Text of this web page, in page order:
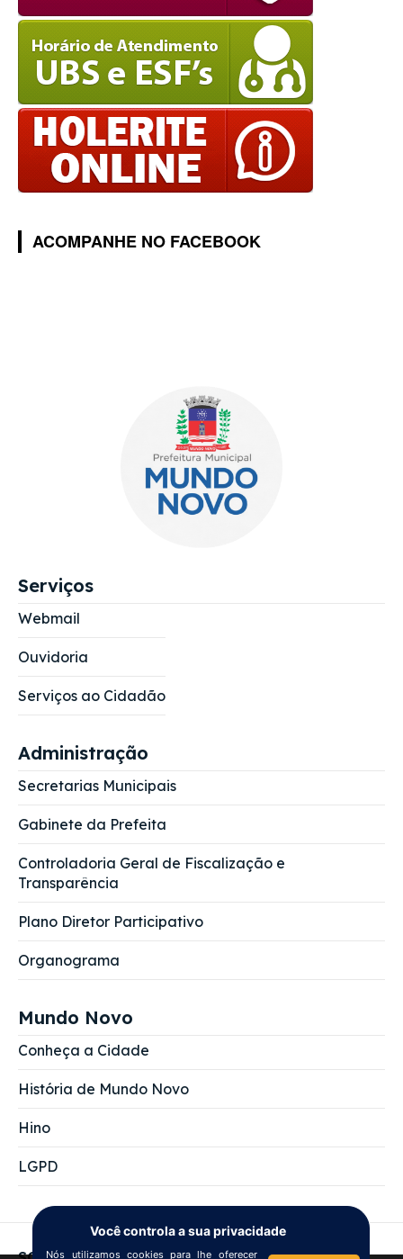
ACOMPANHE NO FACEBOOK
Serviços
Webmail
Ouvidoria
Serviços ao Cidadão
Administração
Secretarias Municipais
Gabinete da Prefeita
Controladoria Geral de Fiscalização e
Transparência
Plano Diretor Participativo
Organograma
Mundo Novo
Conheça a Cidade
História de Mundo Novo
Hino
LGPD
Você controla a sua privacidade
Nós utilizamos cookies para lhe oferecer